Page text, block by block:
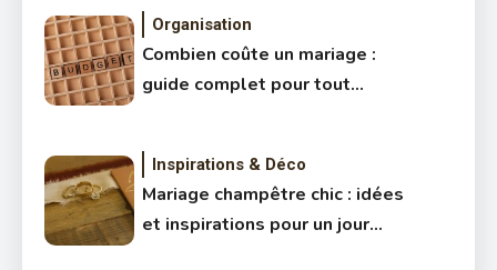
Organisation
Combien coûte un mariage :
guide complet pour tout
Inspirations & Déco
Mariage champêtre chic : idées
et inspirations pour un jour